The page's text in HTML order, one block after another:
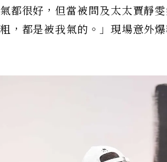
都很好，但當被問及太太賈靜
，都是被我氣的。」現場意外